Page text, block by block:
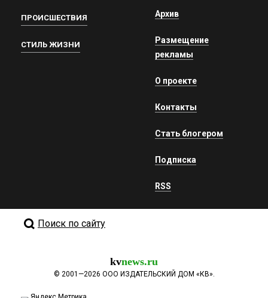
ПРОИСШЕСТВИЯ
СТИЛЬ ЖИЗНИ
Архив
Размещение
рекламы
О проекте
Контакты
Стать блогером
Подписка
RSS
Поиск по сайту
kvnews.ru
© 2001—2026 ООО ИЗДАТЕЛЬСКИЙ ДОМ «КВ».